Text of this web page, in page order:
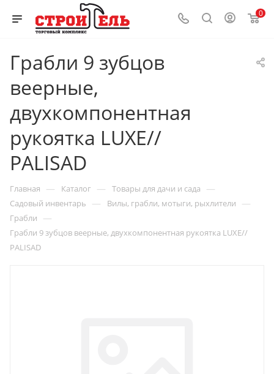
0
Грабли 9 зубцов
веерные,
двухкомпонентная
рукоятка LUXE//
PALISAD
Главная — Каталог — Товары для дачи и сада —
Садовый инвентарь — Вилы, грабли, мотыги, рыхлители —
Грабли —
Грабли 9 зубцов веерные, двухкомпонентная рукоятка LUXE//
PALISAD